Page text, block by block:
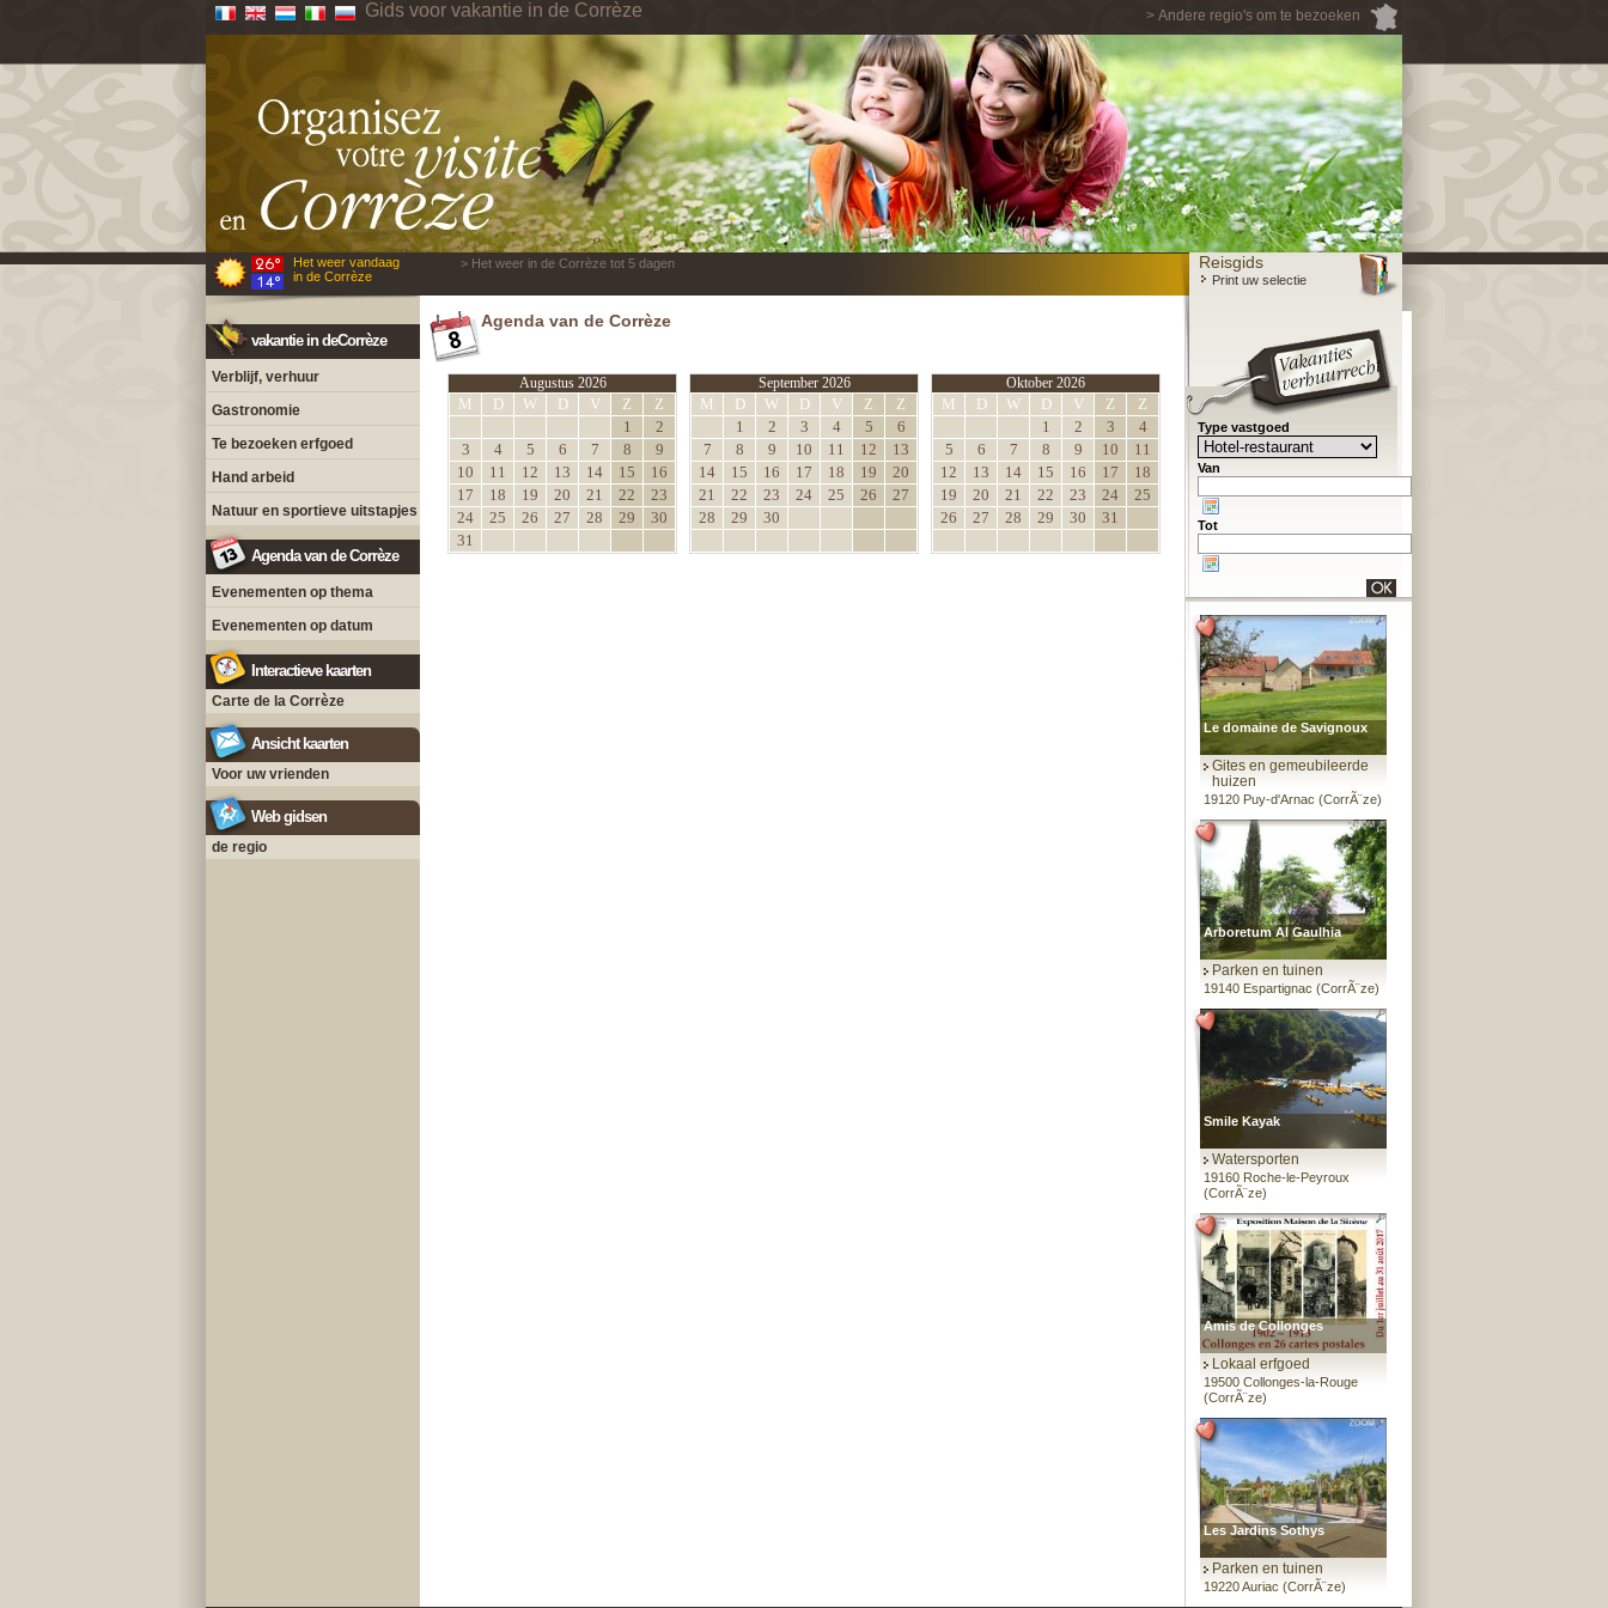
> Andere regio's om te bezoeken
Gids voor vakantie in de Corrèze
Het weer vandaag
in de Corrèze
> Het weer in de Corrèze tot 5 dagen Reisgids
Print uw selectie
vakantie in deCorrèze
Verblijf, verhuur
Gastronomie
Te bezoeken erfgoed
Hand arbeid
Natuur en sportieve uitstapjes
Agenda van de Corrèze
Evenementen op thema
Evenementen op datum
Interactieve kaarten
Carte de la Corrèze
Ansicht kaarten
Voor uw vrienden
Web gidsen
de regio
Agenda van de Corrèze
Augustus 2026
M D W D V Z
Z
1
2
3
4 5 6 7 8
9
10
11 12 13 14 15
16
17
18 19 20 21 22
23
24
25 26 27 28 29
30
31
September 2026
M D W D V Z
Z
1
2 3 4 5
6
7
8 9 10 11 12
13
14
15 16 17 18 19
20
21
22 23 24 25 26
27
28
29 30
Oktober 2026
M D W D V Z
Z
1
2 3
4
5
6 7 8 9 10
11
12
13 14 15 16 17
18
19
20 21 22 23 24
25
26
27 28 29 30 31
Type vastgoed
Van
Tot
Le domaine de Savignoux
Gites en gemeubileerde
huizen
19120 Puy-d'Arnac (CorrÃ¨ze)
Arboretum Al Gaulhia
Parken en tuinen
19140 Espartignac (CorrÃ¨ze)
Smile Kayak
Watersporten
19160 Roche-le-Peyroux
(CorrÃ¨ze)
Amis de Collonges
Lokaal erfgoed
19500 Collonges-la-Rouge
(CorrÃ¨ze)
Les Jardins Sothys
Parken en tuinen
19220 Auriac (CorrÃ¨ze)